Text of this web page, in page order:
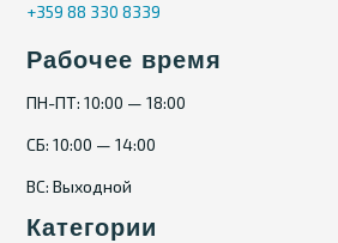
+359 88 330 8339
Рабочее время
ПН-ПТ: 10:00 — 18:00
СБ: 10:00 — 14:00
ВС: Выходной
Категории